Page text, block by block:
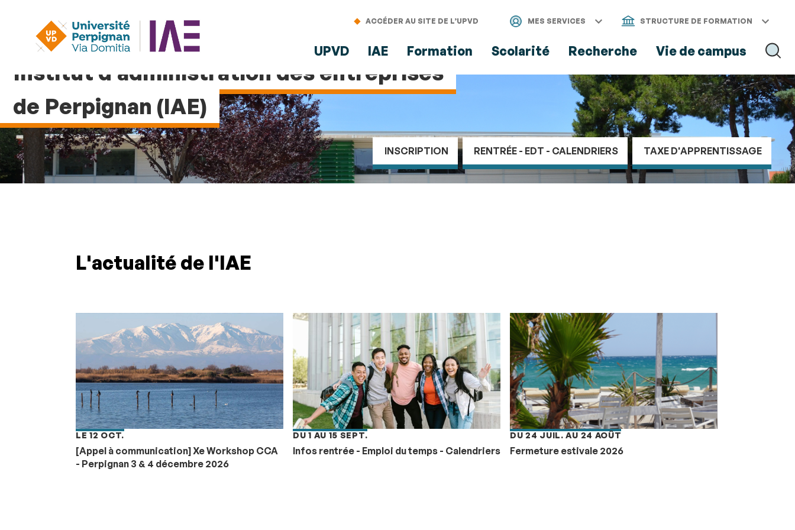
au
directs
ACCÉDER AU SITE DE L’UPVD MES SERVICES STRUCTURE DE FORMATION
UPVD IAE Formation Scolarité Recherche Vie de campus
Institut d'administration des entreprises
de Perpignan (IAE)
INSCRIPTION RENTRÉE - EDT - CALENDRIERS TAXE D'APPRENTISSAGE
L'actualité de l'IAE
LE 12 OCT.
[Appel à communication] Xe Workshop CCA
- Perpignan 3 & 4 décembre 2026
DU 1 AU 15 SEPT.
Infos rentrée - Emploi du temps - Calendriers
DU 24 JUIL. AU 24 AOÛT
Fermeture estivale 2026